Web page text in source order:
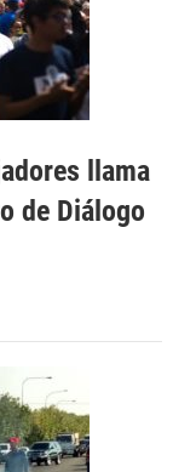
llama
de Diálogo